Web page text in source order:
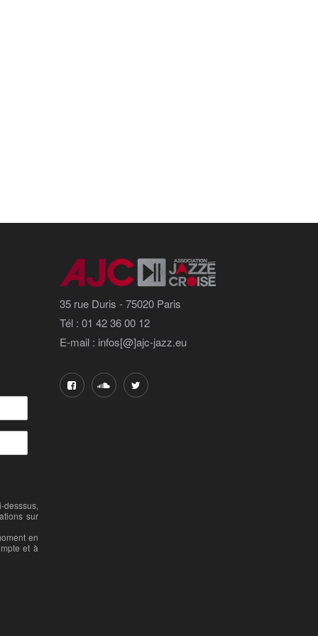
sur
en
et à
35 rue Duris - 75020 Paris
Tél : 01 42 36 00 12
E-mail : infos[@]ajc-jazz.eu